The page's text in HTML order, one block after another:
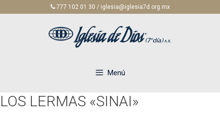
777 102 01 30 / iglesia@iglesia7d.org.mx
Menú
LOS LERMAS «SINAI»